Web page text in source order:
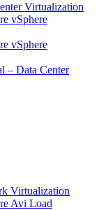
Virtualization
vSphere
vSphere
– Data Center
Virtualization
Avi Load